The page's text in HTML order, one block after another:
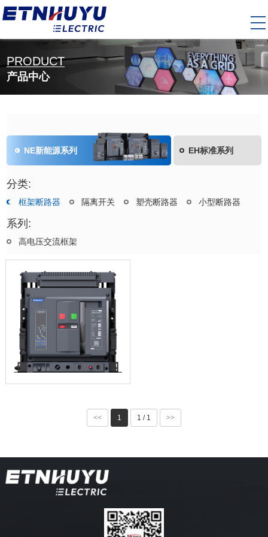
PRODUCT
产品中心
NE新能源系列 EH标准系列
分类:
框架断路器 隔离开关 塑壳断路器 小型断路器
系列:
高电压交流框架
<< 1 1 / 1 >>